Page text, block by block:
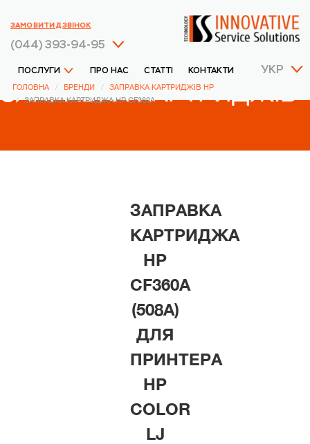
УКР
ПОСЛУГИ ПРО НАС СТАТТІ КОНТАКТИ
(044) 393-94-95
ЗАМОВИТИ ДЗВІНОК
ГОЛОВНА БРЕНДИ
ЗАПРАВКА КАРТРИДЖІВ HP
ЗАПРАВКА КАРТРИДЖА HP CF360A
ЗАПРАВКА КАРТРИДЖІВ
HP
ЗАПРАВКА
КАРТРИДЖА
HP
CF360A
(508A)
ДЛЯ
ПРИНТЕРА
HP
COLOR
LJ